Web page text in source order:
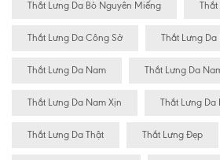
Thắt Lưng Da Bò Nguyên Miếng Thắt
Thắt Lưng Da Công Sở Thắt Lưng Da
Thắt Lưng Da Nam Thắt Lưng Da
Thắt Lưng Da Nam Xịn Thắt Lưng Da
Thắt Lưng Da Thật Thắt Lưng Đẹp